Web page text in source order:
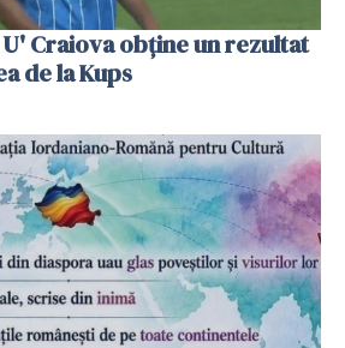
Craiova obține un rezultat
de la Kups